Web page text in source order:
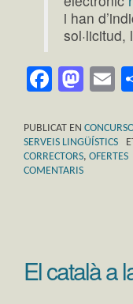
i han
PUBLICAT EN
SERVEIS LINGÜÍSTICS
CORRECTORS, OFERTES
COMENTARIS
El català a